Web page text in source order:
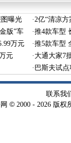
曝光 ·2亿“清凉
版”车
·推4款车型
万元 ·推5款车型
元 · 大通大家7
· 巴斯夫试
术
联系我
© 2000 - 2026 版权